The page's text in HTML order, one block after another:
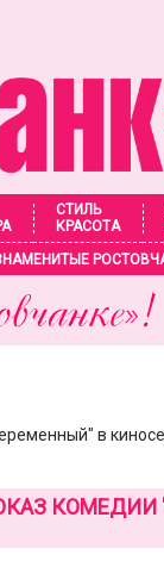
СТИЛЬ
КРАСОТА
в
КОМЕДИИ